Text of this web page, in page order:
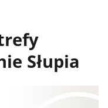
Słupia